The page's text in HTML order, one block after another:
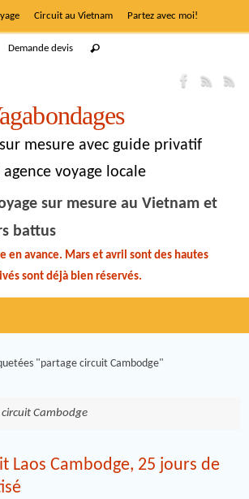
Circuit au Vietnam Partez avec moi!
Demande devis
mesure avec guide privatif
voyage locale
sur mesure au Vietnam et
battus
en avance. Mars et avril sont des hautes
sont déjà bien réservés.
"partage circuit Cambodge"
Cambodge
Laos Cambodge, 25 jours de